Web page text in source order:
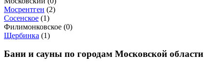
Мосрентген (2)
Сосенское (1)
Филимонковское (0)
Щербинка (1)
Бани и сауны по городам Московской области